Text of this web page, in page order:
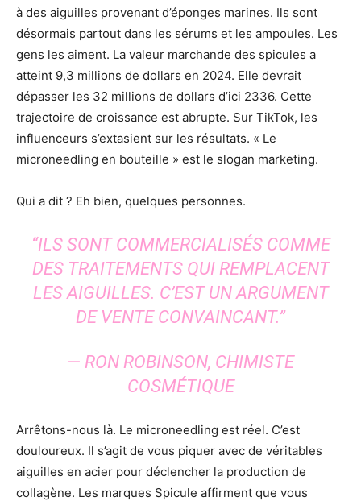
à des aiguilles provenant d’éponges marines. Ils sont
désormais partout dans les sérums et les ampoules. Les
gens les aiment. La valeur marchande des spicules a
atteint 9,3 millions de dollars en 2024. Elle devrait
dépasser les 32 millions de dollars d’ici 2336. Cette
trajectoire de croissance est abrupte. Sur TikTok, les
influenceurs s’extasient sur les résultats. « Le
microneedling en bouteille » est le slogan marketing.
Qui a dit ? Eh bien, quelques personnes.
“ILS SONT COMMERCIALISÉS COMME
DES TRAITEMENTS QUI REMPLACENT
LES AIGUILLES. C’EST UN ARGUMENT
DE VENTE CONVAINCANT.”
— RON ROBINSON, CHIMISTE
COSMÉTIQUE
Arrêtons-nous là. Le microneedling est réel. C’est
douloureux. Il s’agit de vous piquer avec de véritables
aiguilles en acier pour déclencher la production de
collagène. Les marques Spicule affirment que vous